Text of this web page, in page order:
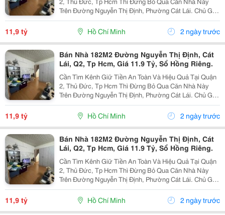
Trên Đường Nguyễn Thị Định, Phường Cát Lái. Chủ Gấp
Bán Đất Tặng Nhà Cấp Bốn Còn Mới. Thông Tin Chi Tiết
Cho Anh Chị Nắm Rõ: Diện Tích Đất Cực Đẹp:...
11,9 tỷ Hồ Chí Minh 2 ngày trước
Bán Nhà 182M2 Đường Nguyễn Thị Định, Cát
Lái, Q2, Tp Hcm, Giá 11.9 Tỷ, Sổ Hồng Riêng.
Cần Tìm Kênh Giữ Tiền An Toàn Và Hiệu Quả Tại Quận
2, Thủ Đức, Tp Hcm Thì Đừng Bỏ Qua Căn Nhà Này
Trên Đường Nguyễn Thị Định, Phường Cát Lái. Chủ Gấp
Bán Đất Tặng Nhà Cấp Bốn Còn Mới. Thông Tin Chi Tiết
Cho Anh Chị Nắm Rõ: Diện Tích Đất Cực Đẹp:...
11,9 tỷ Hồ Chí Minh 2 ngày trước
Bán Nhà 182M2 Đường Nguyễn Thị Định, Cát
Lái, Q2, Tp Hcm, Giá 11.9 Tỷ, Sổ Hồng Riêng.
Cần Tìm Kênh Giữ Tiền An Toàn Và Hiệu Quả Tại Quận
2, Thủ Đức, Tp Hcm Thì Đừng Bỏ Qua Căn Nhà Này
Trên Đường Nguyễn Thị Định, Phường Cát Lái. Chủ Gấp
Bán Đất Tặng Nhà Cấp Bốn Còn Mới. Thông Tin Chi Tiết
Cho Anh Chị Nắm Rõ: Diện Tích Đất Cực Đẹp:...
11,9 tỷ Hồ Chí Minh 2 ngày trước